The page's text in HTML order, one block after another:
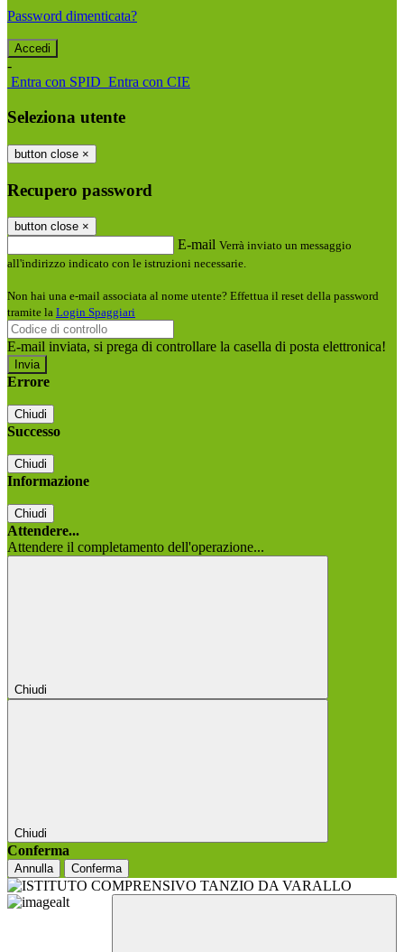
Password dimenticata?
-
Entra con SPID Entra con CIE
Seleziona utente
button close ×
Recupero password
button close ×
E-mail Verrà inviato un messaggio
all'indirizzo indicato con le istruzioni necessarie.
Non hai una e-mail associata al nome utente? Effettua il reset della password
tramite la Login Spaggiari
E-mail inviata, si prega di controllare la casella di posta elettronica!
Errore
Chiudi
Successo
Chiudi
Informazione
Chiudi
Attendere...
Attendere il completamento dell'operazione...
Chiudi
Chiudi
Conferma
Annulla Conferma